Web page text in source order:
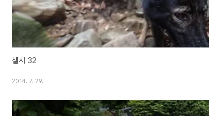
첼시 32
2014. 7. 29.